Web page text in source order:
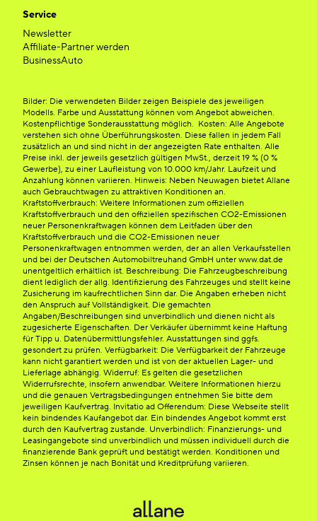
Service
Newsletter
Affiliate-Partner werden
BusinessAuto
Bilder: Die verwendeten Bilder zeigen Beispiele des jeweiligen
Modells. Farbe und Ausstattung können vom Angebot abweichen.
Kostenpflichtige Sonderausstattung möglich. Kosten: Alle Angebote
verstehen sich ohne Überführungskosten. Diese fallen in jedem Fall
zusätzlich an und sind nicht in der angezeigten Rate enthalten. Alle
Preise inkl. der jeweils gesetzlich gültigen MwSt., derzeit 19 % (0 %
Gewerbe), zu einer Laufleistung von 10.000 km/Jahr. Laufzeit und
Anzahlung können variieren. Hinweis: Neben Neuwagen bietet Allane
auch Gebrauchtwagen zu attraktiven Konditionen an.
Kraftstoffverbrauch: Weitere Informationen zum offiziellen
Kraftstoffverbrauch und den offiziellen spezifischen CO2-Emissionen
neuer Personenkraftwagen können dem Leitfaden über den
Kraftstoffverbrauch und die CO2-Emissionen neuer
Personenkraftwagen entnommen werden, der an allen Verkaufsstellen
und bei der Deutschen Automobiltreuhand GmbH unter www.dat.de
unentgeltlich erhältlich ist. Beschreibung: Die Fahrzeugbeschreibung
dient lediglich der allg. Identifizierung des Fahrzeuges und stellt keine
Zusicherung im kaufrechtlichen Sinn dar. Die Angaben erheben nicht
den Anspruch auf Vollständigkeit. Die gemachten
Angaben/Beschreibungen sind unverbindlich und dienen nicht als
zugesicherte Eigenschaften. Der Verkäufer übernimmt keine Haftung
für Tipp u. Datenübermittlungsfehler. Ausstattungen sind ggfs.
gesondert zu prüfen. Verfügbarkeit: Die Verfügbarkeit der Fahrzeuge
kann nicht garantiert werden und ist von der aktuellen Lager- und
Lieferlage abhängig. Widerruf: Es gelten die gesetzlichen
Widerrufsrechte, insofern anwendbar. Weitere Informationen hierzu
und die genauen Vertragsbedingungen entnehmen Sie bitte dem
jeweiligen Kaufvertrag. Invitatio ad Offerendum: Diese Webseite stellt
kein bindendes Kaufangebot dar. Ein bindendes Angebot kommt erst
durch den Kaufvertrag zustande. Unverbindlich: Finanzierungs- und
Leasingangebote sind unverbindlich und müssen individuell durch die
finanzierende Bank geprüft und bestätigt werden. Konditionen und
Zinsen können je nach Bonität und Kreditprüfung variieren.